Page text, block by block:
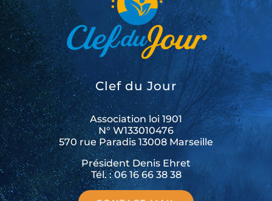
Clef du Jour
Association loi 1901
N° W133010476
570 rue Paradis 13008 Marseille
Président Denis Ehret
Tél. : 06 16 66 38 38